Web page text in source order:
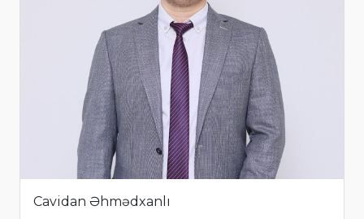
Cavidan Əhmədxanlı